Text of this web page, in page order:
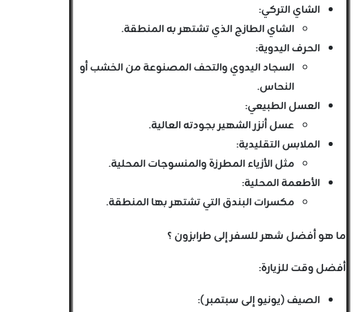
الشاي التركي:
الشاي الطازج الذي تشتهر به المنطقة.
الحرف اليدوية:
السجاد اليدوي والتحف المصنوعة من الخشب أو
النحاس.
العسل الطبيعي:
عسل أنزر الشهير بجودته العالية.
الملابس التقليدية:
مثل الأزياء المطرزة والمنسوجات المحلية.
الأطعمة المحلية:
مكسرات البندق التي تشتهر بها المنطقة.
ما هو أفضل شهر للسفر إلى طرابزون ؟
أفضل وقت للزيارة:
الصيف (يونيو إلى سبتمبر):